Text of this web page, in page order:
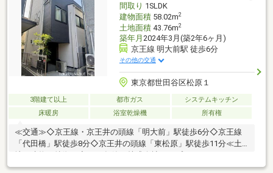
間取り 1SLDK
建物面積58.02m2
土地面積43.76m2
築年月 2024年3月(築2年6ヶ月)
京王線 明大前駅 徒歩6分
その他の交通
東京都世田谷区松原１
3階建て以上 都市ガス
システムキッチン
床暖房
浴室乾燥機 所有権
≪交通≫◇京王線・京王井の頭線「明大前」駅徒歩6分◇京王線
「代田橋」駅徒歩8分◇京王井の頭線「東松原」駅徒歩11分≪土
ロップメント施工の戸建て◇土地面積 43.76m2（公簿面積）